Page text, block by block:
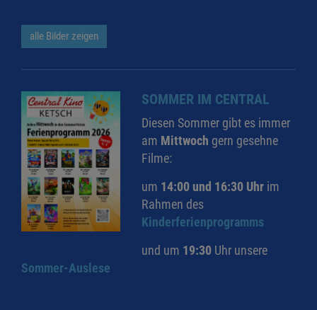
alle Bilder zeigen
SOMMER IM CENTRAL
Diesen Sommer gibt es immer
am Mittwoch gern gesehne
Filme:
um 14:00 und 16:30 Uhr im
Rahmen des
Kinderferienprogramms
und um 19:30 Uhr unsere
Sommer-Auslese